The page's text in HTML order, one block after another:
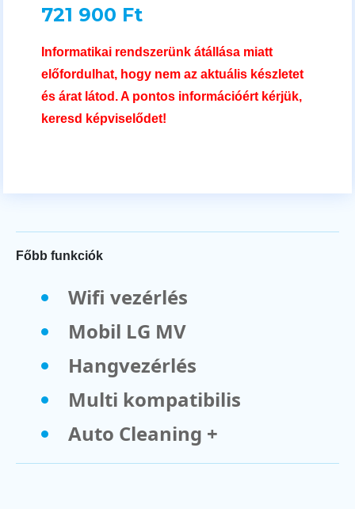
721 900 Ft
Informatikai rendszerünk átállása miatt
előfordulhat, hogy nem az aktuális készletet
és árat látod. A pontos információért kérjük,
keresd képviselődet!
Főbb funkciók
Wifi vezérlés
Mobil LG MV
Hangvezérlés
Multi kompatibilis
Auto Cleaning +